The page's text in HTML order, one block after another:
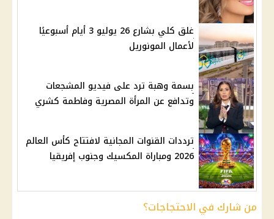
غلق كلي بشارع 26 يوليو 3 أيام أسبوعيًا
لأعمال المونوريل
بسمة وهبة ترد على فيديو المشجعات
وتدافع عن المرأة المصرية وفاطمة كشري
ترددات القنوات المجانية لافتتاح كأس العالم
2026 ومباراة المكسيك وجنوب إفريقيا
من شارك في الاحتجاجات؟